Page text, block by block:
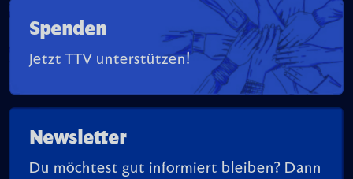
Spenden
Jetzt TTV unterstützen!
Newsletter
Du möchtest gut informiert bleiben? Dann